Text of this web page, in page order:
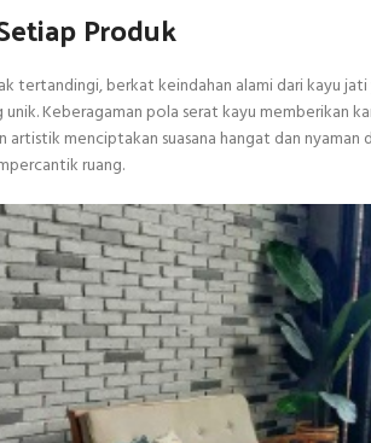
Produk
tertandingi, berkat keindahan alami dari kayu
unik. Keberagaman pola serat kayu
artistik menciptakan suasana hangat dan
ruang.